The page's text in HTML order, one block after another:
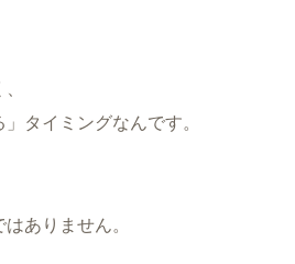
タイミングなんです。
ありません。